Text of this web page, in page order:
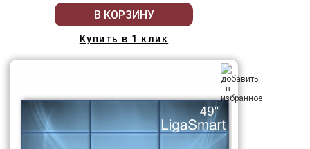
В КОРЗИНУ
Купить в 1 клик